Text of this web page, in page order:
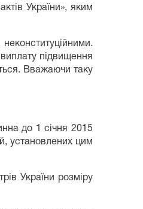
України», яким
підвищення
Вважаючи таку
до 1 січня 2015
установлених цим
України розміру